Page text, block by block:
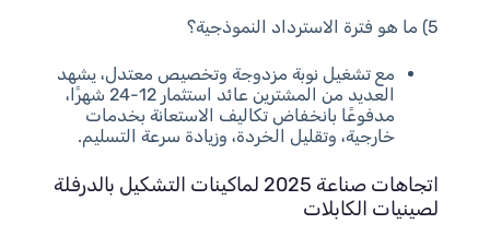
5) ما هو فترة الاسترداد النموذجية؟
مع تشغيل نوبة مزدوجة وتخصيص معتدل، يشهد
العديد من المشترين عائد استثمار 12-24 شهرًا،
مدفوعًا بانخفاض تكاليف الاستعانة بخدمات
خارجية، وتقليل الخردة، وزيادة سرعة التسليم.
اتجاهات صناعة 2025 لماكينات التشكيل بالدرفلة
لصينيات الكابلات